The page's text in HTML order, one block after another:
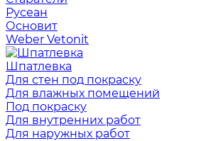
Русеан
Основит
Weber Vetonit
Шпатлевка
Для стен под покраску
Для влажных помещений
Под покраску
Для внутренних работ
Для наружных работ